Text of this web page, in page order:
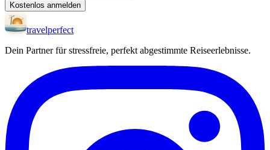
Kostenlos anmelden
travelperfect
Dein Partner für stressfreie, perfekt abgestimmte Reiseerlebnisse.